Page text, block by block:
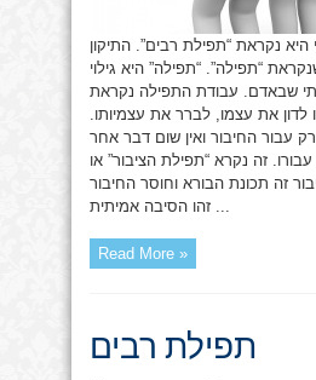
היא נקראת “תפילת רבים”. התיקון
“תפילה”. “תפילה” היא גילוי
שבאדם. עבודת התפילה נקראת
לדון את עצמו, לברר את עצמיותו.
עבור החיבור ואין שום דבר אחר
זה נקרא “תפילת הציבור” או
זה תכונת הבורא וחוסר החיבור
זהו הסיבה אמיתית ...
Read More »
תפילת רבים